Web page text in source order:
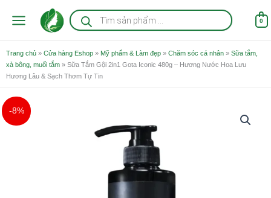
Tìm
kiếm
sản
0
Trang chủ » Cửa hàng Eshop » Mỹ phẩm & Làm đẹp » Chăm sóc cá nhân » Sữa tắm,
xà bông, muối tắm » Sữa Tắm Gội 2in1 Gota Iconic 480g – Hương Nước Hoa Lưu
Hương Lâu & Sạch Thơm Tự Tin
-8%
195.000 ₫.
tại
là:
179.000 ₫.
Sữa
Tắm